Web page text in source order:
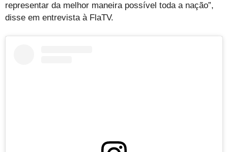
representar da melhor maneira possível toda a nação”,
disse em entrevista à FlaTV.